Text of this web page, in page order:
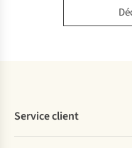
Service client